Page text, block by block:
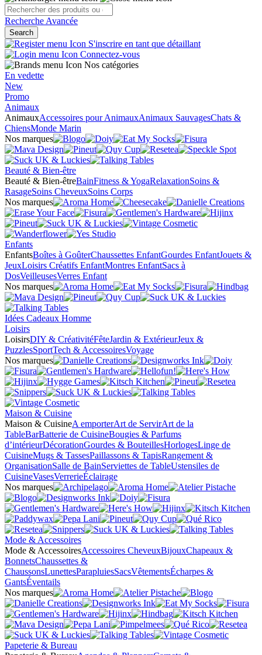
Recherche Avancée
Search
S'inscrire en tant que détaillant
Connectez-vous
Nos catégories
En vedette
New
Promo
Animaux
AnimauxAccessoires pour AnimauxAnimaux SauvagesChats &
ChiensMonde Marin
Nos marques
Beauté & Bien-être
Beauté & Bien-êtreBainFitness & YogaRelaxationSoins &
RasageSoins CheveuxSoins Corps
Nos marques
Enfants
EnfantsBoîtes à GoûterChaussettes EnfantGourdes EnfantJouets &
JeuxLoisirs Créatifs EnfantMontres EnfantSacs à
DosVeilleusesVerres Enfant
Nos marques
Idées Cadeaux Homme
Loisirs
LoisirsDIY & CréativitéFêteJardin & ExtérieurJeux &
PuzzlesSportTech & AccessoiresVoyage
Nos marques
Maison & Cuisine
Maison & CuisineA emporterArt de ServirArt de la
TableBarBatterie de CuisineBougies & Parfums
d’intérieurDécorationGourdes & BouteillesHorlogesLinge de
CuisineMugs & TassesPaillassons & TapisRangement &
OrganisationSalle de BainServiettes de TableUstensiles de
CuisineVasesVerrerieÉclairage
Nos marques
Mode & Accessoires
Mode & AccessoiresAccessoires CheveuxBijouxChapeaux &
BonnetsChaussettes &
ChaussonsLunettesParapluiesSacsVêtementsÉcharpes &
GantsÉventails
Nos marques
Papeterie & Bureau